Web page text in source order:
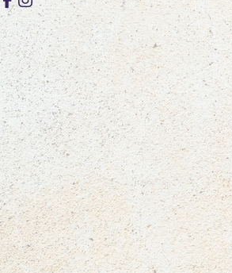
Facebook
Instagram